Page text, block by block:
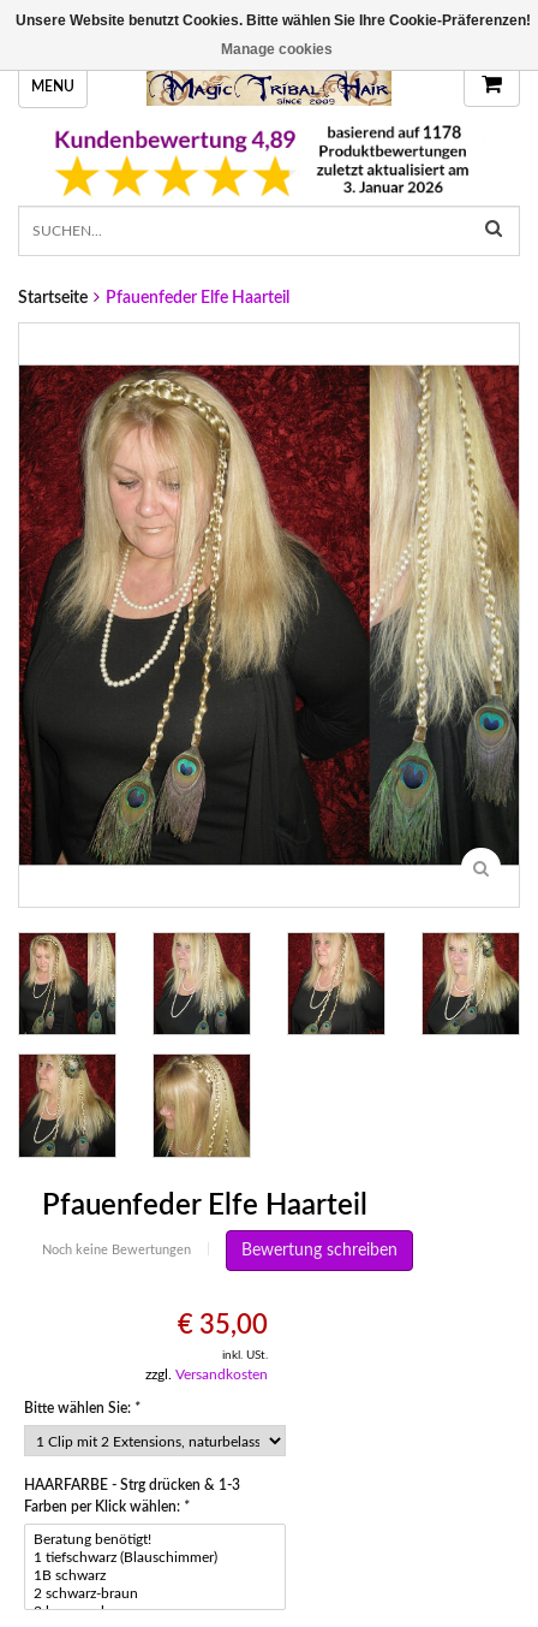
HANDGEFERTIGTE HAARTEILE, DEINE FARBE
MENU
Startseite Pfauenfeder Elfe Haarteil
Pfauenfeder Elfe Haarteil
Noch keine Bewertungen Bewertung schreiben
€ 35,00
inkl. USt.
zzgl. Versandkosten
Bitte wählen Sie: *
HAARFARBE - Strg drücken & 1-3
Farben per Klick wählen: *
Unsere Website benutzt Cookies. Bitte wählen Sie Ihre Cookie-Präferenzen!
Manage cookies